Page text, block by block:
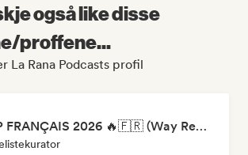
også like disse
proffene...
La Rana Podcasts profil
RAP FRANÇAIS 2026 🔥🇫🇷 (Way Records)